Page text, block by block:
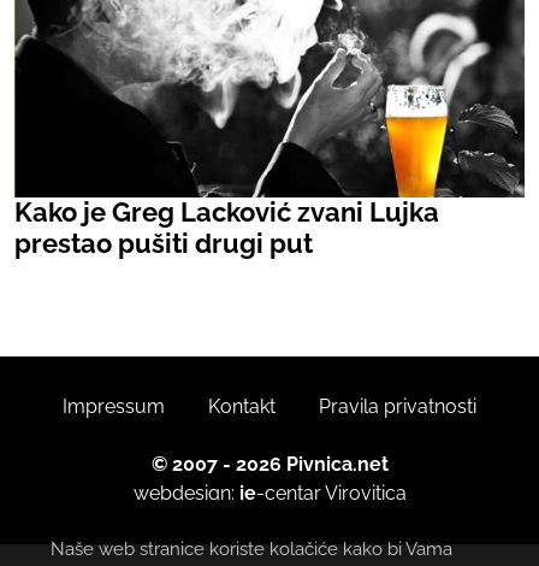
Kako je Greg Lacković zvani Lujka
prestao pušiti drugi put
Impressum Kontakt Pravila privatnosti
© 2007 - 2026 Pivnica.net
webdesign: ie-centarVirovitica
Naše web stranice koriste kolačiće kako bi Vama